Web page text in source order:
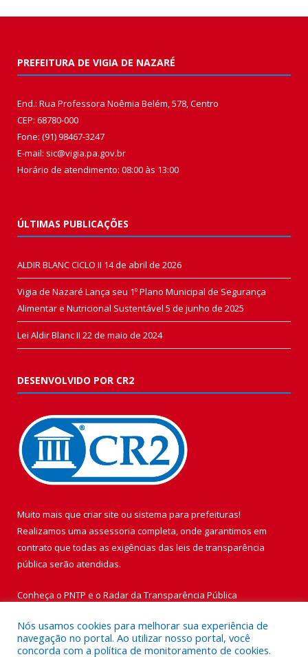
PREFEITURA DE VIGIA DE NAZARÉ
End.: Rua Professora Noêmia Belém, 578, Centro
CEP: 68780-000
Fone: (91) 98467-3247
E-mail: sic@vigia.pa.gov.br
Horário de atendimento: 08:00 às 13:00
ÚLTIMAS PUBLICAÇÕES
ALDIR BLANC CICLO II 14 de abril de 2026
Vigia de Nazaré Lança seu 1º Plano Municipal de Segurança
Alimentar e Nutricional Sustentável 5 de junho de 2025
Lei Aldir Blanc II 22 de maio de 2024
DESENVOLVIDO POR CR2
Muito mais que criar site ou sistema para prefeituras!
Realizamos uma assessoria completa, onde garantimos em
contrato que todas as exigências das leis de transparência
pública serão atendidas.
Conheça o PNTP e o Radar da Transparência Pública
Nós usamos cookies para melhorar sua experiência de
navegação no portal. Ao utilizar nosso portal, você
concorda com a política de monitoramento de cookies.